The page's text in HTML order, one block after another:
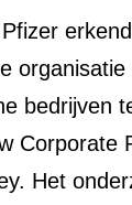
bedrijven
Corporate
Het